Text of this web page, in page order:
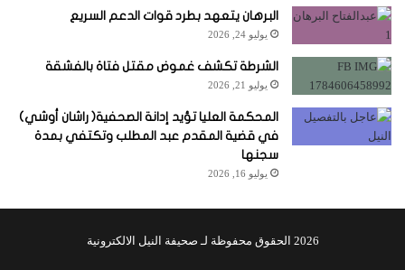
البرهان يتعهد بطرد قوات الدعم السريع
يوليو 24, 2026
الشرطة تكشف غموض مقتل فتاة بالفشقة
يوليو 21, 2026
المحكمة العليا تؤيد إدانة الصحفية( راشان أوشي)
في قضية المقدم عبد المطلب وتكتفي بمدة
سجنها
يوليو 16, 2026
2026 الحقوق محفوظة لـ صحيفة النيل الالكترونية